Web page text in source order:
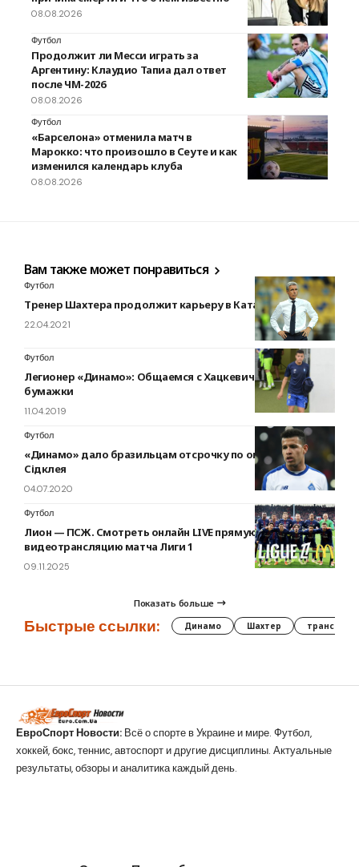
08.08.2026
Футбол
Продолжит ли Месси играть за
Аргентину: Клаудио Тапиа дал ответ
после ЧМ-2026
08.08.2026
Футбол
«Барселона» отменила матч в
Марокко: что произошло в Сеуте и как
изменился календарь клуба
08.08.2026
Вам также может понравиться
Футбол
Тренер Шахтера продолжит карьеру в Катаре?
22.04.2021
Футбол
Легионер «Динамо»: Общаемся с Хацкевичем через
бумажки
11.04.2019
Футбол
«Динамо» дало бразильцам отсрочку по оплате аренды
Сідклея
04.07.2020
Футбол
Лион — ПСЖ. Смотреть онлайн LIVE прямую
видеотрансляцию матча Лиги 1
09.11.2025
Показать больше
Быстрые ссылки: Динамо Шахтер трансферы
ЕвроСпорт Новости: Всё о спорте в Украине и мире. Футбол,
хоккей, бокс, теннис, автоспорт и другие дисциплины. Актуальные
результаты, обзоры и аналитика каждый день.